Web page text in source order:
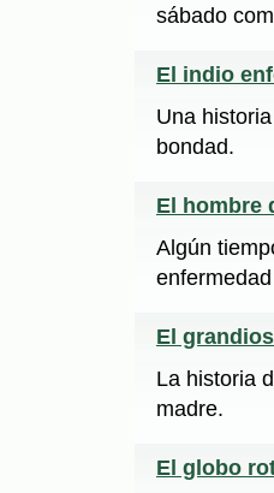
sábado
El indio
Una
bondad.
El hombre
Algún
El
La historia
madre.
El globo